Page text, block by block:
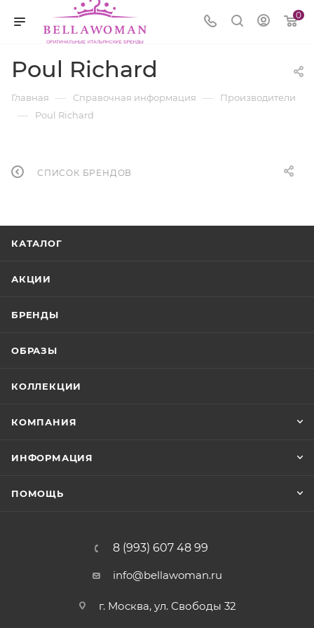
0
Poul Richard
Главная — Справочная информация — Производители
— Poul Richard
СПИСОК БРЕНДОВ
КАТАЛОГ
АКЦИИ
БРЕНДЫ
ОБРАЗЫ
КОЛЛЕКЦИИ
КОМПАНИЯ
ИНФОРМАЦИЯ
ПОМОЩЬ
8 (993) 607 48 99
info@bellawoman.ru
г. Москва, ул. Свободы 32